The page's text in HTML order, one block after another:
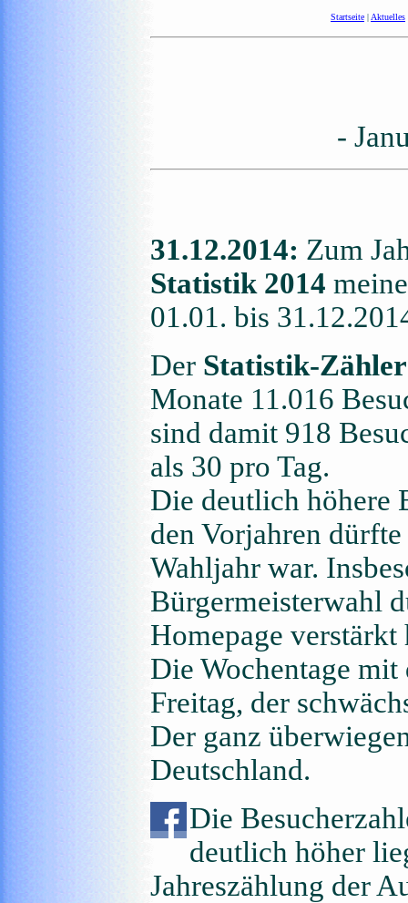
Startseite | Aktuelles
-
31.12.2014: Zum
Statistik 2014
01.01. bis
Der Statistik-
Monate 11.016
sind damit 918
als 30 pro Tag.
Die deutlich höhere
den Vorjahren
Wahljahr war.
Bürgermeisterwahl
Homepage verstärkt
Die Wochentage
Freitag, der
Der ganz
Deutschland.
Die
deutlich höher
Jahreszählung der